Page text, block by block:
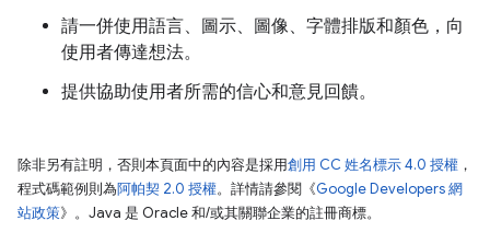
請一併使用語言、圖示、圖像、字體排版和顏色，向
使用者傳達想法。
提供協助使用者所需的信心和意見回饋。
除非另有註明，否則本頁面中的內容是採用創用 CC 姓名標示 4.0 授權 ，
程式碼範例則為阿帕契 2.0 授權。詳情請參閱《Google Developers 網
站政策》。Java 是 Oracle 和/或其關聯企業的註冊商標。